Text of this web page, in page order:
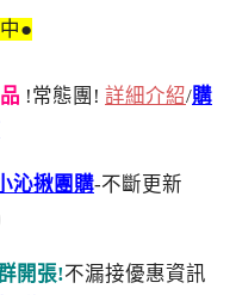
●
!常態團! 詳細介紹/購
沁揪團購-不斷更新
開張!不漏接優惠資訊